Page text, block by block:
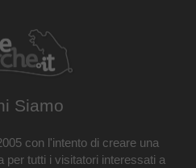
Siamo
con l'intento di creare una
per tutti i visitatori interessati a